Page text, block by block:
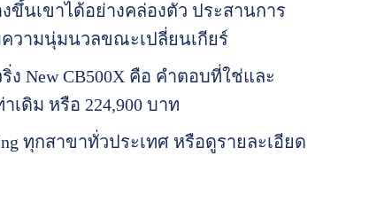
ขึ้นเขาได้อย่างคล่องตัว ประสานการ
ความนุ่มนวลขณะเปลี่ยนเกียร์
New CB500X คือ คำตอบที่ใช่และ
ดิม หรือ 224,900 บาท
ทุกสาขาทั่วประเทศ หรือดูรายละเอียด